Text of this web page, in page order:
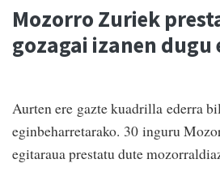
Mozorro Zuriek
gozagai izanen dugu
Aurten ere gazte kua­drilla ederra
eginbeharre­tarako. 30 inguru
egitaraua prestatu dute